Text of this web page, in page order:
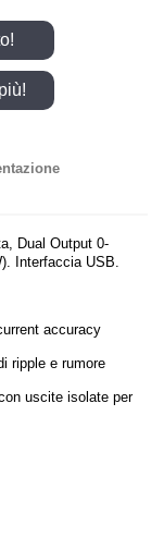
Dual Output 0-
Interfaccia USB.
accuracy
ripple e rumore
uscite isolate per